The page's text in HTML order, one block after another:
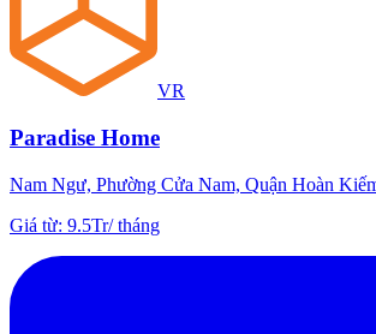
VR
Paradise Home
Nam Ngư, Phường Cửa Nam, Quận Hoàn
Giá từ: 9.5Tr/tháng